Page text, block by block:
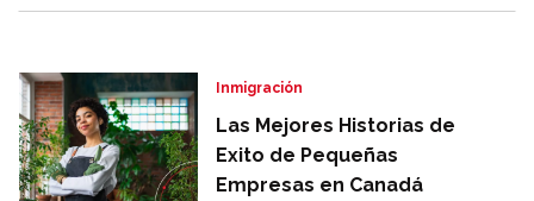
Inmigración
Las Mejores Historias de
Exito de Pequeñas
Empresas en Canadá